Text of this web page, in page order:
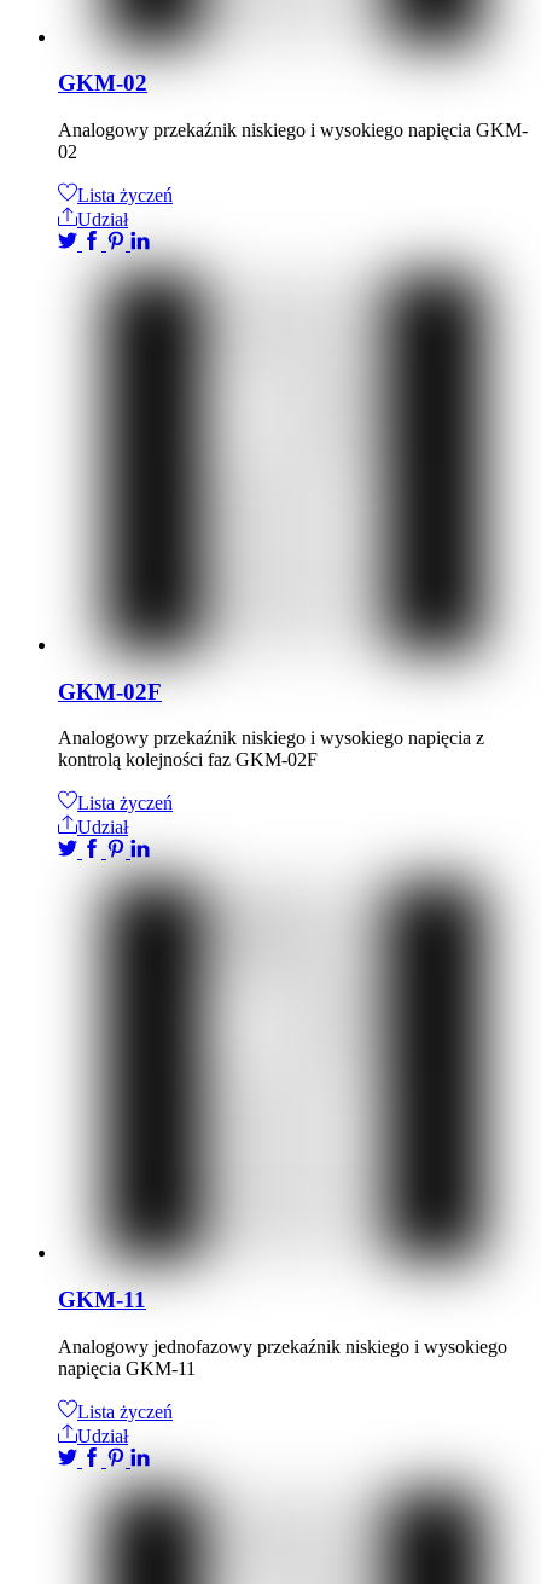
GKM-02
Analogowy przekaźnik niskiego i wysokiego napięcia GKM-
02
Lista życzeń
Udział
GKM-02F
Analogowy przekaźnik niskiego i wysokiego napięcia z
kontrolą kolejności faz GKM-02F
Lista życzeń
Udział
GKM-11
Analogowy jednofazowy przekaźnik niskiego i wysokiego
napięcia GKM-11
Lista życzeń
Udział